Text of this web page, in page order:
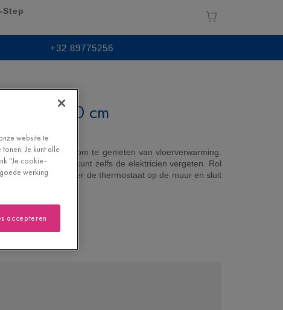
Step
+32 89775256
100 x 700 cm
manier om te genieten van vloerverwarming.
moeite – u kunt zelfs de elektricien vergeten. Rol
aan elkaar. Installeer de thermostaat op de muur en sluit
website te
Je kunt alle
"Je cookie-
werking
accepteren